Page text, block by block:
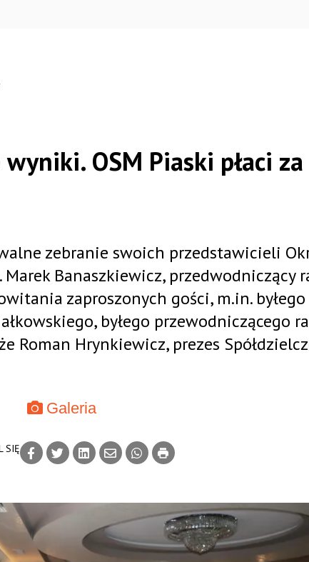
OSM Piaski płaci
SIĘ
zebranie swoich przedstawicieli
Banaszkiewicz, przedwodniczący
zaproszonych gości, m.in. byłego
byłego przewodniczącego
Roman Hrynkiewicz, prezes
Galeria